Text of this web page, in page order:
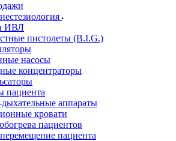
ИВЛ
пистолеты (B.I.G.)
насосы
концентраторы
пациента
аппараты
кровати
пациентов
пациента